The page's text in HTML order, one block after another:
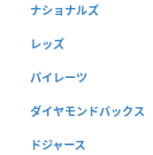
ナショナルズ
レッズ
パイレーツ
ダイヤモンドバックス
ドジャース